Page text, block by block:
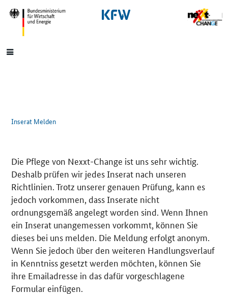
SrOnlyNavigation
Hauptmenü
Inserat Melden
Die Pflege von Nexxt-Change ist uns sehr wichtig.
Deshalb prüfen wir jedes Inserat nach unseren
Richtlinien. Trotz unserer genauen Prüfung, kann es
jedoch vorkommen, dass Inserate nicht
ordnungsgemäß angelegt worden sind. Wenn Ihnen
ein Inserat unangemessen vorkommt, können Sie
dieses bei uns melden. Die Meldung erfolgt anonym.
Wenn Sie jedoch über den weiteren Handlungsverlauf
in Kenntniss gesetzt werden möchten, können Sie
ihre Emailadresse in das dafür vorgeschlagene
Formular einfügen.